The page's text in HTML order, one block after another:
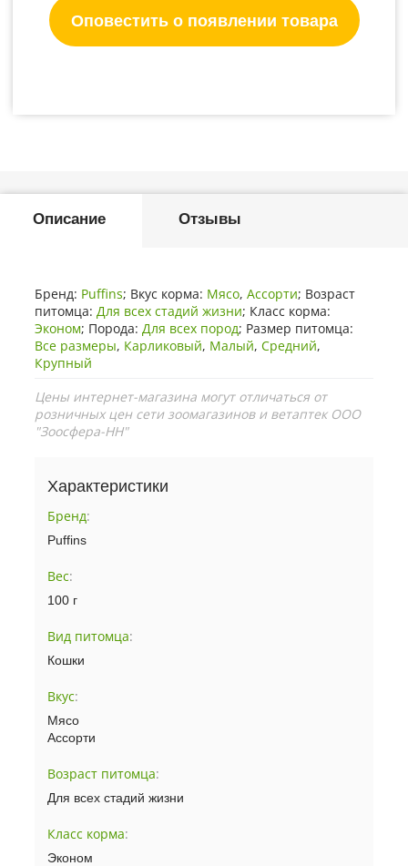
Оповестить о появлении товара
Описание Отзывы
Бренд: Puffins; Вкус корма: Мясо, Ассорти; Возраст
питомца: Для всех стадий жизни; Класс корма:
Эконом; Порода: Для всех пород; Размер питомца:
Все размеры, Карликовый, Малый, Средний,
Крупный
Цены интернет-магазина могут отличаться от
розничных цен сети зоомагазинов и ветаптек ООО
"Зоосфера-НН"
Характеристики
Бренд:
Puffins
Вес:
100 г
Вид питомца:
Кошки
Вкус:
Мясо
Ассорти
Возраст питомца:
Для всех стадий жизни
Класс корма:
Эконом